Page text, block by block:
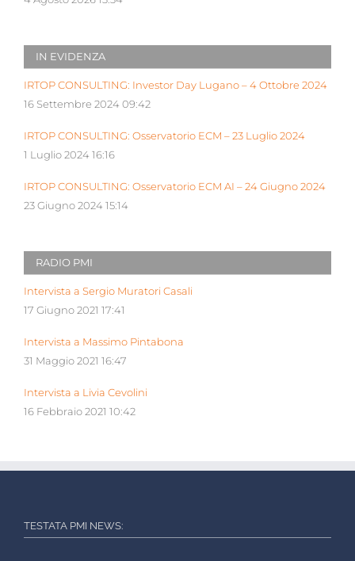
IN EVIDENZA
IRTOP CONSULTING: Investor Day Lugano – 4 Ottobre 2024
16 Settembre 2024 09:42
IRTOP CONSULTING: Osservatorio ECM – 23 Luglio 2024
1 Luglio 2024 16:16
IRTOP CONSULTING: Osservatorio ECM AI – 24 Giugno 2024
23 Giugno 2024 15:14
RADIO PMI
Intervista a Sergio Muratori Casali
17 Giugno 2021 17:41
Intervista a Massimo Pintabona
31 Maggio 2021 16:47
Intervista a Livia Cevolini
16 Febbraio 2021 10:42
TESTATA PMI NEWS: